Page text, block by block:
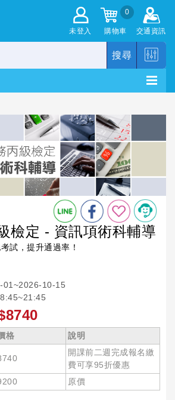
未登入
0
購物車 交通資訊
搜尋
檢定 - 資訊項術科輔導
試，提升通過率！
01~2026-10-15
格 說明
開課前二週完成報名繳
費可享95折優惠
原價